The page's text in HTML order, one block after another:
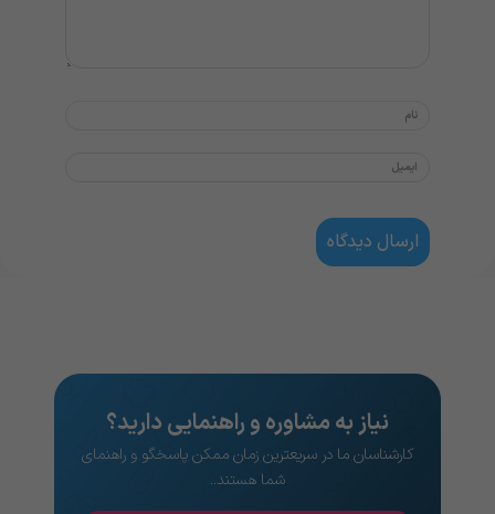
نیاز به مشاوره و راهنمایی دارید؟
کارشناسان ما در سریعترین زمان ممکن پاسخگو و راهنمای
شما هستند..